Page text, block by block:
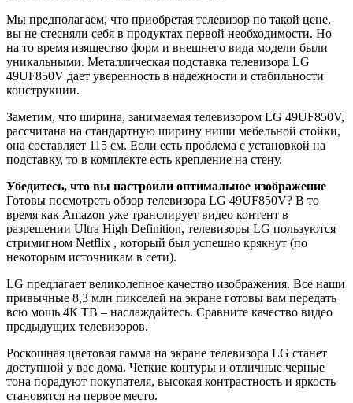
Мы предполагаем, что приобретая телевизор по такой цене,
вы не стесняли себя в продуктах первой необходимости. Но
на то время изящество форм и внешнего вида модели были
уникальными. Металлическая подставка телевизора LG
49UF850V дает уверенность в надежности и стабильности
конструкции.
Заметим, что ширина, занимаемая телевизором LG 49UF850V,
рассчитана на стандартную ширину ниши мебельной стойки,
она составляет 115 см. Если есть проблема с установкой на
подставку, то в комплекте есть крепление на стену.
Убедитесь, что вы настроили оптимальное изображение
Готовы посмотреть обзор телевизора LG 49UF850V? В то
время как Amazon уже транслирует видео контент в
разрешении Ultra High Definition, телевизоры LG пользуются
стримигном Netflix , который был успешно крякнут (по
некоторым источникам в сети).
LG предлагает великолепное качество изображения. Все наши
привычные 8,3 млн пикселей на экране готовы вам передать
всю мощь 4К ТВ – наслаждайтесь. Сравните качество видео
предыдущих телевизоров.
Роскошная цветовая гамма на экране телевизора LG станет
доступной у вас дома. Четкие контуры и отличные черные
тона порадуют покупателя, высокая контрастность и яркость
становятся на первое место.